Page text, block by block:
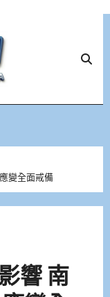
變全面戒備
響 南